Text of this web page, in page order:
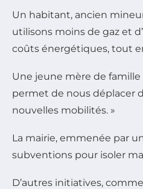
Un habitant, ancien
utilisons moins de gaz et
coûts énergétiques, tout
Une jeune mère de
permet de nous déplacer
nouvelles mobilités. »
La mairie, emmenée par
subventions pour isoler
D’autres initiatives,